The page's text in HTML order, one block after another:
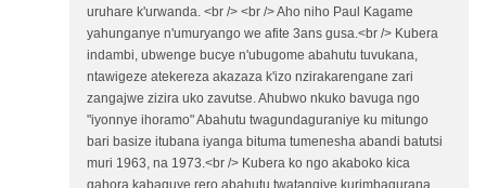
uruhare k'urwanda. <br /> <br /> Aho niho Paul Kagame
yahunganye n'umuryango we afite 3ans gusa.<br /> Kubera
indambi, ubwenge bucye n'ubugome abahutu tuvukana,
ntawigeze atekereza akazaza k'izo nzirakarengane zari
zangajwe zizira uko zavutse. Ahubwo nkuko bavuga ngo
"iyonnye ihoramo" Abahutu twagundaguraniye ku mitungo
bari basize itubana iyanga bituma tumenesha abandi batutsi
muri 1963, na 1973.<br /> Kubera ko ngo akaboko kica
gahora kabaguye rero abahutu twatangiye kurimbagurana